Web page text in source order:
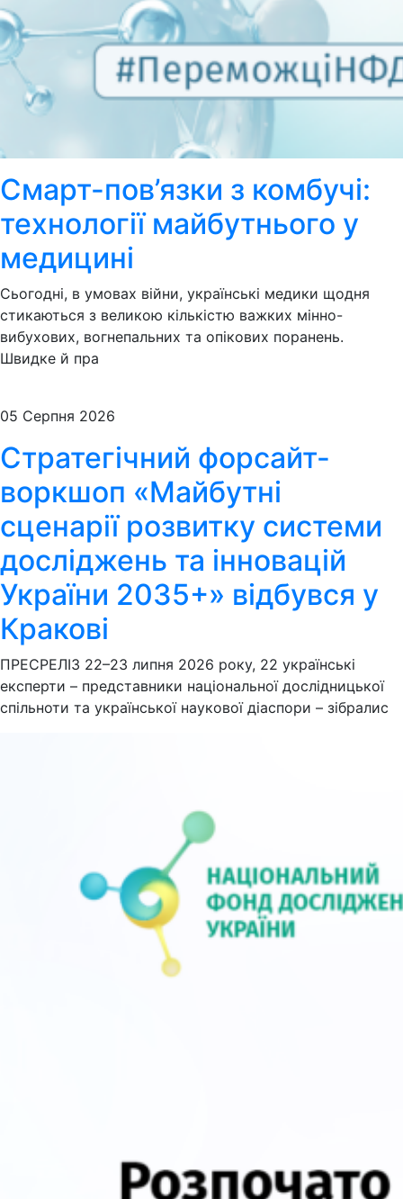
Смарт-пов’язки з комбучі:
технології майбутнього у
медицині
Сьогодні, в умовах війни, українські медики щодня
стикаються з великою кількістю важких мінно-
вибухових, вогнепальних та опікових поранень.
Швидке й пра
05 Серпня 2026
Стратегічний форсайт-
воркшоп «Майбутні
сценарії розвитку системи
досліджень та інновацій
України 2035+» відбувся у
Кракові
ПРЕСРЕЛІЗ 22–23 липня 2026 року, 22 українські
експерти – представники національної дослідницької
спільноти та української наукової діаспори – зібралис